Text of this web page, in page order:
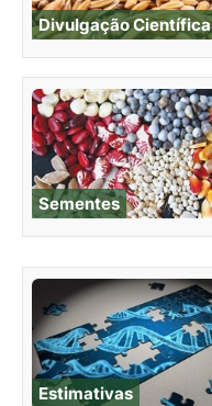
Divulgação Científica
Sementes
Estimativas